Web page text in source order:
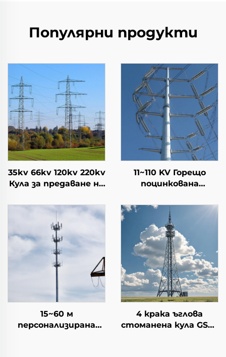
Популярни продукти
35kv 66kv 120kv 220kv
Кула за предаване на
енергия Решетъчна
кула
11~110 KV Горещо
поцинкована
предаване на
електрическа
енергия Кула за
разпределение на
електроенергия
15~60 м
персонализирана
4 крака ъглова
стоманена кула GSM/